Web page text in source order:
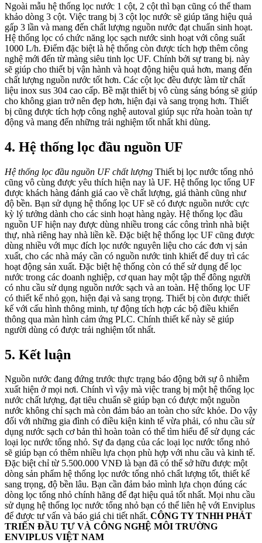
Ngoài mẫu hệ thống lọc nước 1 cột, 2 cột thì bạn cũng có thể tham
khảo dòng 3 cột. Việc trang bị 3 cột lọc nước sẽ giúp tăng hiệu quả
gấp 3 lần và mang đến chất lượng nguồn nước đạt chuẩn sinh hoạt.
Hệ thống lọc có chức năng lọc sạch nước sinh hoạt với công suất
1000 L/h. Điểm đặc biệt là hệ thống còn được tích hợp thêm công
nghệ mới đến từ màng siêu tinh lọc UF. Chính bởi sự trang bị. này
sẽ giúp cho thiết bị vận hành và hoạt động hiệu quả hơn, mang đến
chất lượng nguồn nước tốt hơn. Các cột lọc đều được làm từ chất
liệu inox sus 304 cao cấp. Bề mặt thiết bị vô cùng sáng bóng sẽ giúp
cho không gian trở nên đẹp hơn, hiện đại và sang trọng hơn. Thiết
bị cũng được tích hợp công nghệ autoval giúp sục rửa hoàn toàn tự
động và mang đến những trải nghiệm tốt nhất khi dùng.
4. Hệ thống lọc đầu nguồn UF
Hệ thống lọc đầu nguồn UF chất lượng Thiết bị lọc nước tổng nhỏ
cũng vô cùng được yêu thích hiện nay là UF. Hệ thống lọc tổng UF
được khách hàng đánh giá cao về chất lượng, giá thành cũng như
độ bền. Bạn sử dụng hệ thống lọc UF sẽ có được nguồn nước cực
kỳ lý tưởng dành cho các sinh hoạt hàng ngày. Hệ thống lọc đầu
nguồn UF hiện nay được dùng nhiều trong các công trình nhà biệt
thự, nhà riêng hay nhà liền kề. Đặc biệt hệ thống lọc UF cũng được
dùng nhiều với mục đích lọc nước nguyên liệu cho các đơn vị sản
xuất, cho các nhà máy cần có nguồn nước tinh khiết để duy trì các
hoạt động sản xuất. Đặc biệt hệ thống còn có thể sử dụng để lọc
nước trong các doanh nghiệp, cơ quan hay một tập thể đông người
có nhu cầu sử dụng nguồn nước sạch và an toàn. Hệ thống lọc UF
có thiết kế nhỏ gọn, hiện đại và sang trọng. Thiết bị còn được thiết
kế với cấu hình thông minh, tự động tích hợp các bộ điều khiển
thông qua màn hình cảm ứng PLC. Chính thiết kế này sẽ giúp
người dùng có được trải nghiệm tốt nhất.
5. Kết luận
Nguồn nước đang đứng trước thực trạng báo động bởi sự ô nhiễm
xuất hiện ở mọi nơi. Chính vì vậy mà việc trang bị một hệ thống lọc
nước chất lượng, đạt tiêu chuẩn sẽ giúp bạn có được một nguồn
nước không chỉ sạch mà còn đảm bảo an toàn cho sức khỏe. Do vậy
đối với những gia đình có điều kiện kinh tế vừa phải, có nhu cầu sử
dụng nước sạch cơ bản thì hoàn toàn có thể tìm hiểu để sử dụng các
loại lọc nước tổng nhỏ. Sự đa dạng của các loại lọc nước tổng nhỏ
sẽ giúp bạn có thêm nhiều lựa chọn phù hợp với nhu cầu và kinh tế.
Đặc biệt chỉ từ 5.500.000 VNĐ là bạn đã có thể sở hữu được một
dòng sản phẩm hệ thống lọc nước tổng nhỏ chất lượng tốt, thiết kế
sang trọng, độ bền lâu. Bạn cần đảm bảo mình lựa chọn đúng các
dòng lọc tổng nhỏ chính hãng để đạt hiệu quả tốt nhất. Mọi nhu cầu
sử dụng hệ thống lọc nước tổng nhỏ bạn có thể liên hệ với Enviplus
để được tư vấn và báo giá chi tiết nhất. CÔNG TY TNHH PHÁT
TRIỂN ĐẦU TƯ VÀ CÔNG NGHỆ MÔI TRƯỜNG
ENVIPLUS VIỆT NAM